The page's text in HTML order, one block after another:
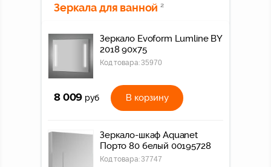
Зеркала для ванной 2
Зеркало Evoform Lumline BY
2018 90x75
Код товара:35970
8 009 руб В корзину
Зеркало-шкаф Aquanet
Порто 80 белый 00195728
Код товара:37747